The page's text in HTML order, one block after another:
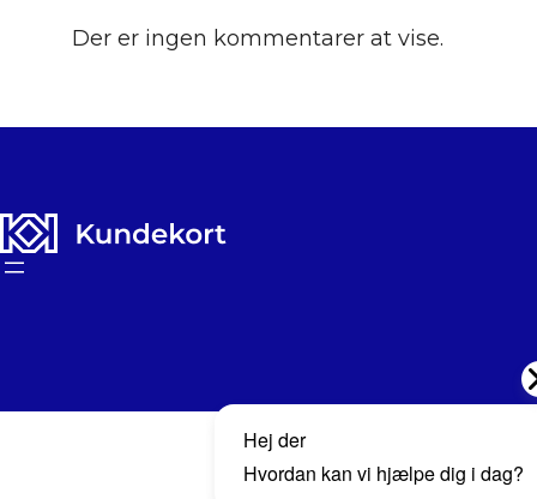
Der er ingen kommentarer at vise.